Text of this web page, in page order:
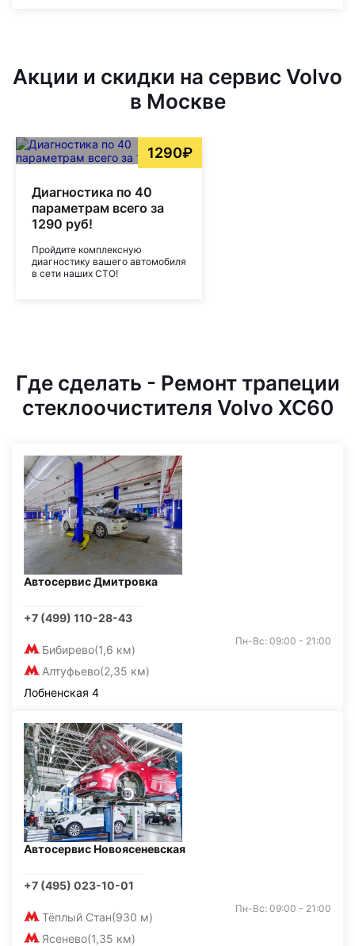
Акции и скидки на сервис Volvo
в Москве
1290₽
Диагностика по 40
параметрам всего за
1290 руб!
Пройдите комплексную
диагностику вашего автомобиля
в сети наших СТО!
Где сделать - Ремонт трапеции
стеклоочистителя Volvo XC60
Автосервис Дмитровка
+7 (499) 110-28-43
Бибирево(1,6 км)
Алтуфьево(2,35 км)
Пн-Вс: 09:00 - 21:00
Лобненская 4
Автосервис Новоясеневская
+7 (495) 023-10-01
Тёплый Стан(930 м)
Ясенево(1,35 км)
Пн-Вс: 09:00 - 21:00